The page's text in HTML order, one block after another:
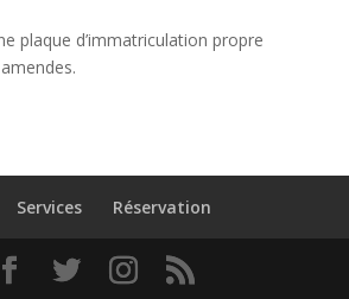
plaque d’immatriculation propre
Services Réservation